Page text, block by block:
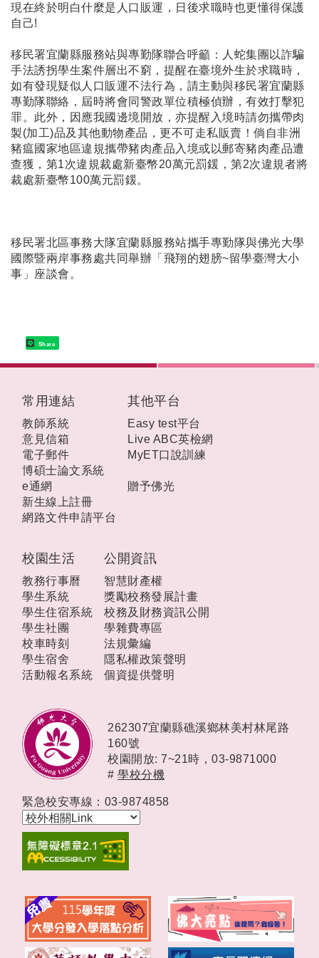
現在終於明白什麼是人口販運，日後求職時也更懂得保護
自己!
移民署宜蘭縣服務站與專勤隊聯合呼籲：人蛇集團以詐騙
手法誘拐學生案件層出不窮，提醒在臺境外生於求職時，
如有發現疑似人口販運不法行為，請主動與移民署宜蘭縣
專勤隊聯絡，屆時將會同警政單位積極偵辦，有效打擊犯
罪。此外，因應我國邊境開放，亦提醒入境時請勿攜帶肉
製(加工)品及其他動物產品，更不可走私販賣！倘自非洲
豬瘟國家地區違規攜帶豬肉產品入境或以郵寄豬肉產品遭
查獲，第1次違規裁處新臺幣20萬元罰鍰，第2次違規者將
裁處新臺幣100萬元罰鍰。
移民署北區事務大隊宜蘭縣服務站攜手專勤隊與佛光大學
國際暨兩岸事務處共同舉辦「飛翔的翅膀~留學臺灣大小
事」座談會。
Share
校園生活
教務行事曆
學生系統
學生住宿系統
學生社團
校車時刻
學生宿舍
活動報名系統
公開資訊
智慧財產權
獎勵校務發展計畫
校務及財務資訊公開
學雜費專區
法規彙編
隱私權政策聲明
個資提供聲明
常用連結
教師系統
意見信箱
電子郵件
博碩士論文系統
e通網
新生線上註冊
網路文件申請平台
其他平台
Easy test平台
Live ABC英檢網
MyET口說訓練
贈予佛光
262307宜蘭縣礁溪鄉林美村林尾路
160號
校園開放: 7~21時， 03-9871000
# 學校分機
緊急校安專線：03-9874858